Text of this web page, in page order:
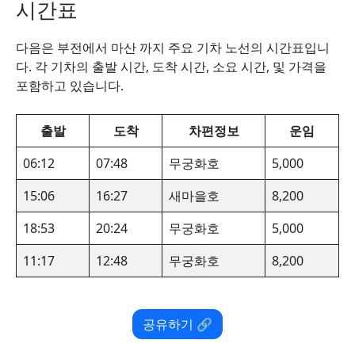
시간표
다음은 부전에서 마산 까지 주요 기차 노선의 시간표입니
다. 각 기차의 출발 시간, 도착 시간, 소요 시간, 및 가격을
포함하고 있습니다.
출발 도착 차편정보
운임
06:12
07:48 무궁화호
5,000
15:06
16:27 새마을호
8,200
18:53
20:24 무궁화호
5,000
11:17
12:48 무궁화호 8,200
공유하기 🔗